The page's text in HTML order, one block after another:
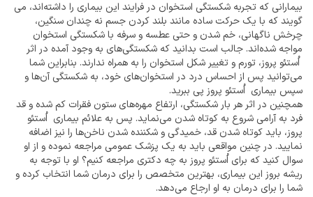
بیمارانی که تجربه شکستگی استخوان در فرایند این بیماری را داشته‌اند، می
گویند که با یک حرکت ساده مانند بلند کردن جسم نه چندان سنگین،
چرخش ناگهانی، خم شدن و حتی عطسه و سرفه با شکستگی استخوان
مواجه شده‌اند. جالب است بدانید که شکستگی‌های به وجود آمده در اثر
اُستئو پروز، تورم و تغییر شکل استخوان را به همراه ندارند. بنابراین شما
می‌توانید پس از احساس درد در استخوان‌های خود، به شکستگی آن‌ها و
سپس بیماری اُستئو پروز پی ببرید.
همچنین در اثر هر بار شکستگی، ارتفاع مهره‌های ستون فقرات کم شده و قد
فرد به آرامی شروع به کوتاه شدن می‌نماید. پس به علائم بیماری اُستئو
پروز، باید کوتاه شدن قد، خمیدگی و شکننده شدن ناخن‌ها را نیز اضافه
نمایید. در چنین مواقعی باید به یک پزشک عمومی مراجعه نموده و از او
سوال کنید که برای اُستئو پروز به چه دکتری مراجعه کنیم؟ او با توجه به
ریشه بروز این بیماری، بهترین متخصص را برای درمان شما انتخاب کرده و
شما را برای درمان به او ارجاع می‌دهد.